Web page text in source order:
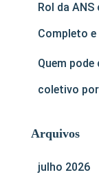
Rol da
Completo
Quem
coletivo
Arquivos
julho 2026